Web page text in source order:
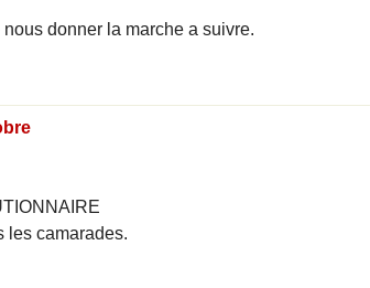
donner la marche a suivre.
les camarades.